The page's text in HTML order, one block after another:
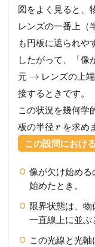
図をよく見ると、
レンズの一番上（
も円板に遮られや
したがって、「像
元 → レンズの上
接するときです。
この状況を幾何学
板の半径 r を求め
この設問におけ
像が欠け始め
始めたとき。
限界状態は、
一直線上に並ぶ
この光線と光